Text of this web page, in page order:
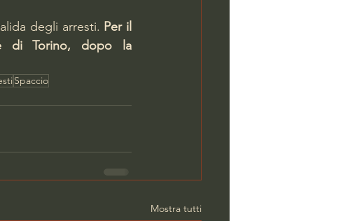
degli arresti. Per il
di Torino, dopo la
Spaccio
Mostra tutti